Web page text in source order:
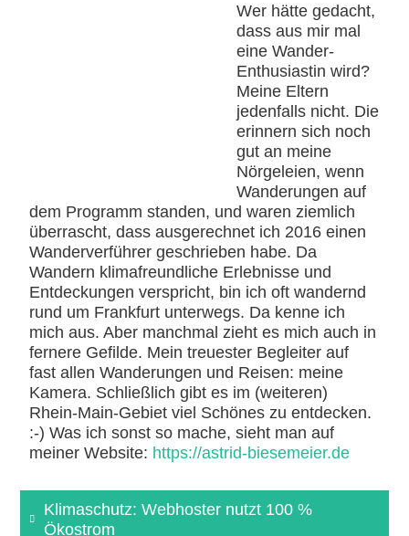
Wer hätte gedacht,
dass aus mir mal
eine Wander-
Enthusiastin wird?
Meine Eltern
jedenfalls nicht. Die
erinnern sich noch
gut an meine
Nörgeleien, wenn
Wanderungen auf
dem Programm standen, und waren ziemlich
überrascht, dass ausgerechnet ich 2016 einen
Wanderverführer geschrieben habe. Da
Wandern klimafreundliche Erlebnisse und
Entdeckungen verspricht, bin ich oft wandernd
rund um Frankfurt unterwegs. Da kenne ich
mich aus. Aber manchmal zieht es mich auch in
fernere Gefilde. Mein treuester Begleiter auf
fast allen Wanderungen und Reisen: meine
Kamera. Schließlich gibt es im (weiteren)
Rhein-Main-Gebiet viel Schönes zu entdecken.
:-) Was ich sonst so mache, sieht man auf
meiner Website: https://astrid-biesemeier.de
Klimaschutz: Webhoster nutzt 100 %
Ökostrom